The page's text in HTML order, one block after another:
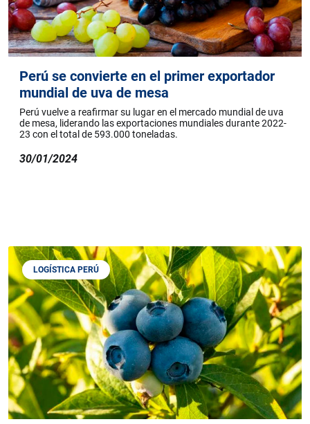
Perú se convierte en el primer exportador
mundial de uva de mesa
Perú vuelve a reafirmar su lugar en el mercado mundial de uva
de mesa, liderando las exportaciones mundiales durante 2022-
23 con el total de 593.000 toneladas.
30/01/2024
LOGÍSTICA PERÚ